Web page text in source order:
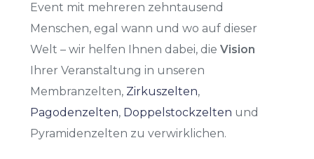
Event mit mehreren zehntausend
Menschen, egal wann und wo auf dieser
Welt – wir helfen Ihnen dabei, die Vision
Ihrer Veranstaltung in unseren
Membranzelten, Zirkuszelten,
Pagodenzelten, Doppelstockzelten und
Pyramidenzelten zu verwirklichen.